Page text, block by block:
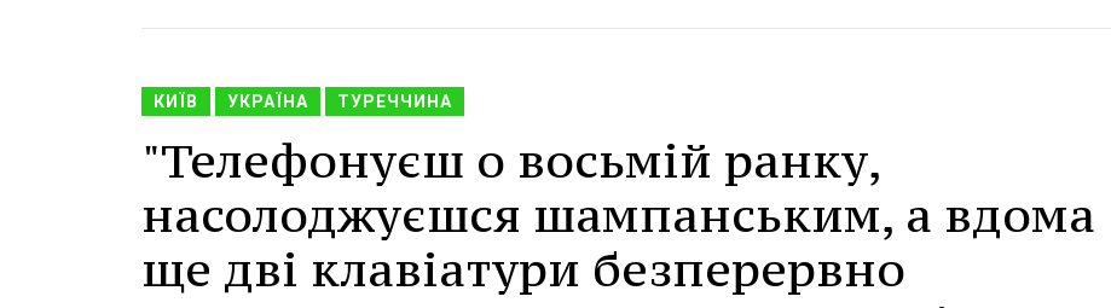
КИЇВ УКРАЇНА ТУРЕЧЧИНА
"Телефонуєш о восьмій ранку,
насолоджуєшся шампанським, а вдома
ще дві клавіатури безперервно